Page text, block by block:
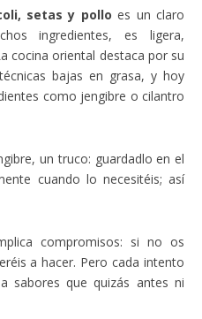
setas y pollo es un claro
ingredientes, es ligera,
cocina oriental destaca por su
bajas en grasa, y hoy
como jengibre o cilantro
un truco: guardadlo en el
cuando lo necesitéis; así
compromisos: si no os
a hacer. Pero cada intento
sabores que quizás antes ni